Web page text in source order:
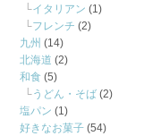
イタリアン (1)
フレンチ (2)
九州 (14)
北海道 (2)
和食 (5)
うどん・そば (2)
塩パン (1)
好きなお菓子 (54)